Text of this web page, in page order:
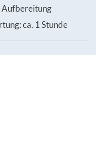
Aufbereitung
ca. 1 Stunde